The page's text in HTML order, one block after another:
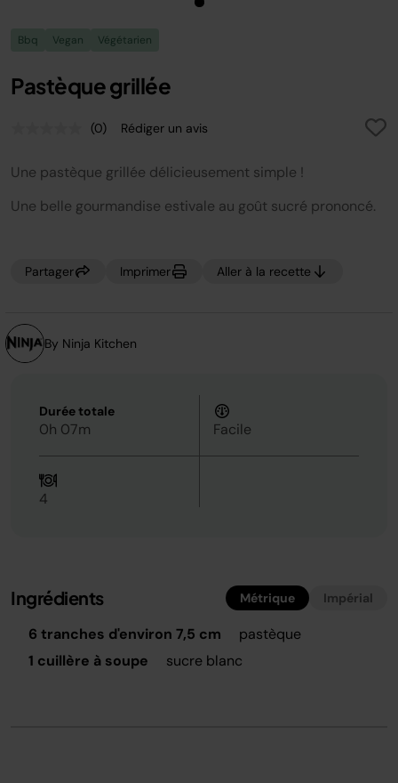
Bbq Vegan Végétarien
Pastèque grillée
Aucune
notation.
sur
(0) Rédiger un avis
Une pastèque grillée délicieusement simple !
Une belle gourmandise estivale au goût sucré prononcé.
Partager Imprimer Aller à la recette
By Ninja Kitchen
Durée totale
0h 07m Facile
4
Ingrédients Métrique Impérial
6 tranches d'environ 7,5 cm
pastèque
1 cuillère à soupe
sucre blanc